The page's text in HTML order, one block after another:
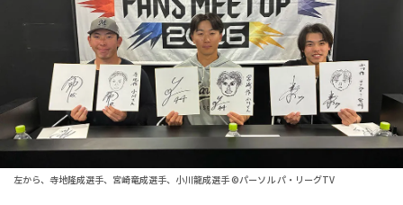
日程・結果
順位表･成績
1軍公式戦
ファーム東地区
選手名鑑
選手名鑑トップ
ニュース
左から、寺地隆成選手、宮崎竜成選手、小川龍成選手 ©パーソル パ・リーグTV